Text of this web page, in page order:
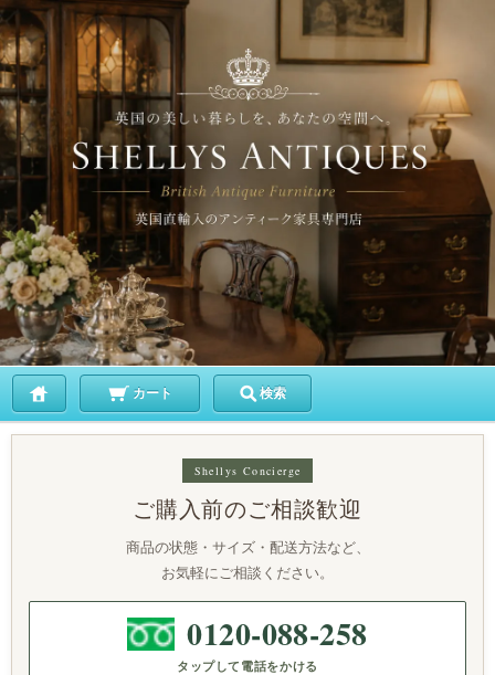
カート 検索
Shellys Concierge
ご購入前のご相談歓迎
商品の状態・サイズ・配送方法など、
お気軽にご相談ください。
0120-088-258
タップして電話をかける